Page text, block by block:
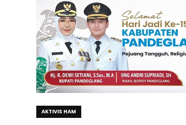
AKTIVIS HAM